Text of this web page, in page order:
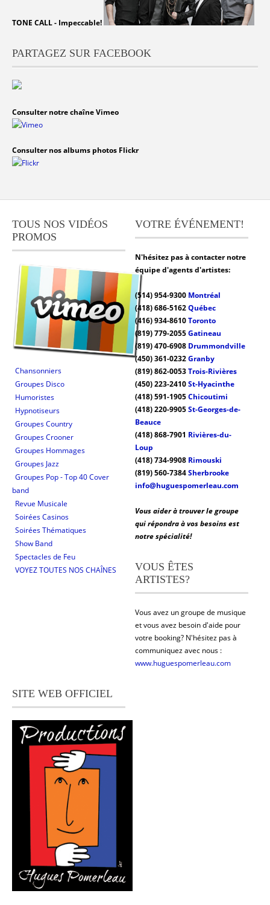
TONE CALL - Impeccable!
PARTAGEZ SUR FACEBOOK
Consulter notre chaîne Vimeo
Consulter nos albums photos Flickr
TOUS NOS VIDÉOS
PROMOS
Chansonniers
Groupes Disco
Humoristes
Hypnotiseurs
Groupes Country
Groupes Crooner
Groupes Hommages
Groupes Jazz
Groupes Pop - Top 40 Cover
band
Revue Musicale
Soirées Casinos
Soirées Thématiques
Show Band
Spectacles de Feu
VOYEZ TOUTES NOS CHAÎNES
VOTRE ÉVÉNEMENT!
N'hésitez pas à contacter notre
équipe d'agents d'artistes:
(514) 954-9300 Montréal
(418) 686-5162Québec
(416) 934-8610Toronto
(819) 779-2055Gatineau
(819) 470-6908 Drummondville
(450) 361-0232Granby
(819) 862-0053Trois-Rivières
(450) 223-2410St-Hyacinthe
(418) 591-1905Chicoutimi
(418) 220-9905St-Georges-de-
Beauce
(418) 868-7901 Rivières-du-
Loup
(418) 734-9908 Rimouski
(819) 560-7384Sherbrooke
info@huguespomerleau.com
Vous aider à trouver le groupe
qui répondra à vos besoins est
notre spécialité!
VOUS ÊTES
ARTISTES?
Vous avez un groupe de musique
et vous avez besoin d'aide pour
votre booking? N'hésitez pas à
communiquez avec nous :
www.huguespomerleau.com
SITE WEB OFFICIEL